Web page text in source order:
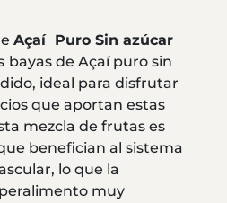
Açaí Puro Sin azúcar
bayas de Açaí puro sin
ideal para disfrutar
que aportan estas
mezcla de frutas es
benefician al sistema
lo que la
muy